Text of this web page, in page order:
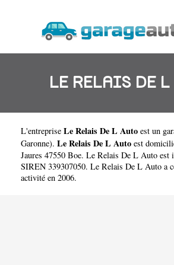
LE RELAIS DE L
L'entreprise Le Relais De L Auto est un
Garonne). Le Relais De L Auto est
Jaures 47550 Boe. Le Relais De L Auto est
SIREN 339307050. Le Relais De L Auto a
activité en 2006.